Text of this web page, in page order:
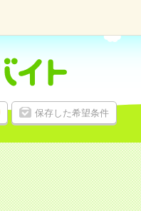
保存した希望条件